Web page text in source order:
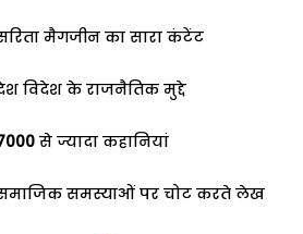
मैगजीन का सारा कंटेंट
विदेश के राजनैतिक मुद्दे
से ज्यादा कहानियां
समस्याओं पर चोट करते लेख